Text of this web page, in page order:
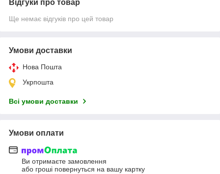
Відгуки про товар
Ще немає відгуків про цей товар
Умови доставки
Нова Пошта
Укрпошта
Всі умови доставки
Умови оплати
Ви отримаєте замовлення
або гроші повернуться на вашу картку